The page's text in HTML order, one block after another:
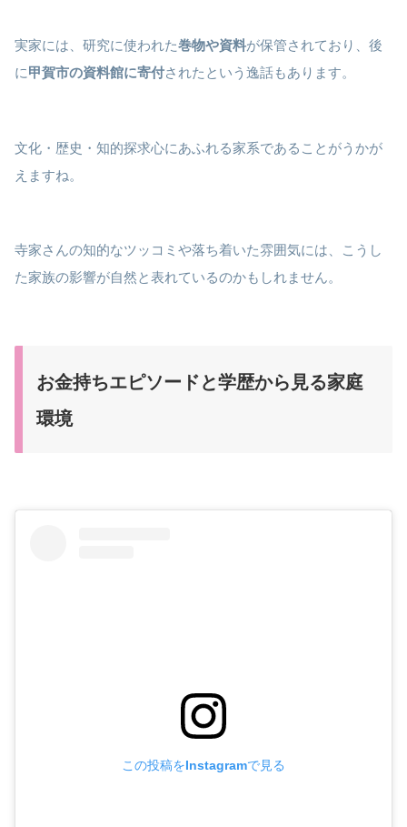
実家には、研究に使われた巻物や資料が保管されており、後
に甲賀市の資料館に寄付されたという逸話もあります。
文化・歴史・知的探求心にあふれる家系であることがうかが
えますね。
寺家さんの知的なツッコミや落ち着いた雰囲気には、こうし
た家族の影響が自然と表れているのかもしれません。
お金持ちエピソードと学歴から見る家庭
環境
この投稿をInstagramで見る